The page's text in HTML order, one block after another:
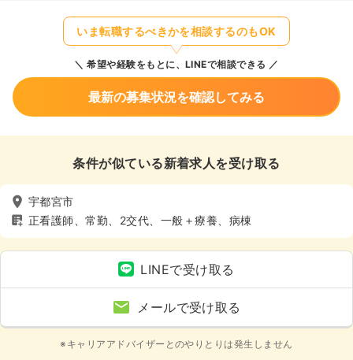
いま転職するべきかを相談するのもOK
希望や経験をもとに、LINEで相談できる
最新の募集状況を確認してみる
条件が似ている新着求人を受け取る
宇都宮市
正看護師、常勤、2交代、一般＋療養、病棟
LINEで受け取る
メールで受け取る
※キャリアアドバイザーとのやりとりは発生しません